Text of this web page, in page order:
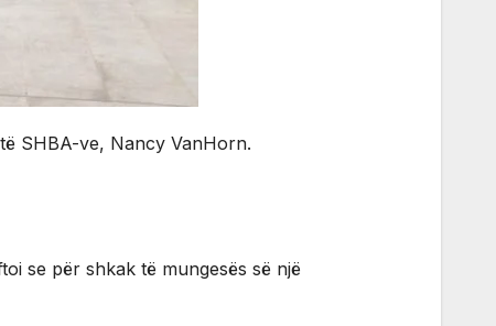
SHBA-ve, Nancy VanHorn.
se për shkak të mungesës së një